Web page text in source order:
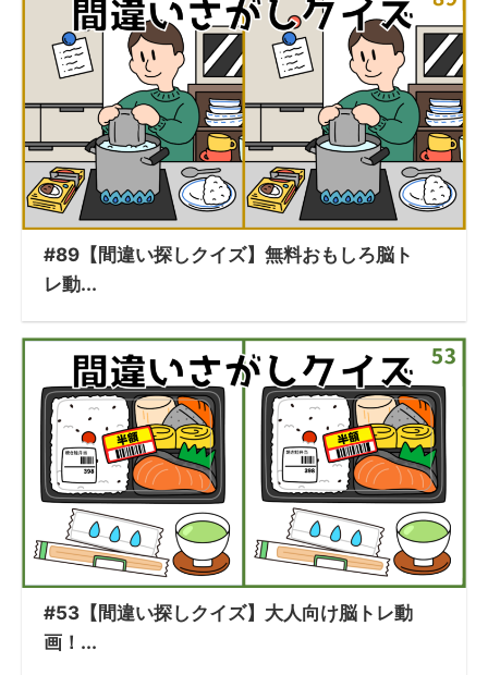
#89【間違い探しクイズ】無料おもしろ脳ト
レ動...
#53【間違い探しクイズ】大人向け脳トレ動
画！...